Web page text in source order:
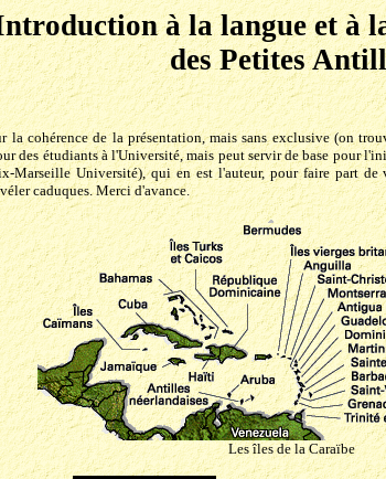
à la langue et à
des Petites
cohérence de la présentation, mais sans exclusive (on
étudiants à l'Université, mais peut servir de base pour
Marseille Université), qui en est l'auteur, pour faire part
caduques. Merci d'avance.
Les îles de la Caraïbe